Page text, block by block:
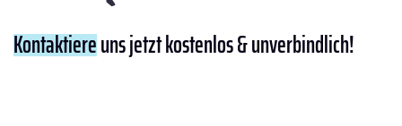
Kontaktiereuns jetzt kostenlos & unverbindlich!